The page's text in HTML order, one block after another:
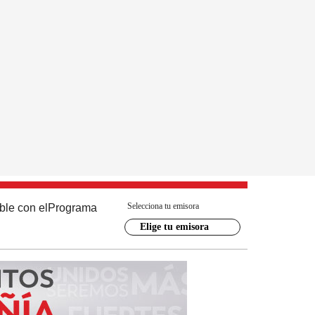
con el Programa Selecciona tu emisora
Elige tu emisora